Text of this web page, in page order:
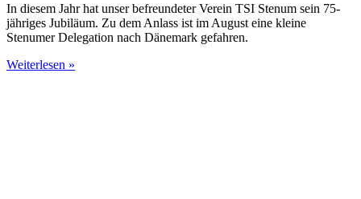
In diesem Jahr hat unser befreundeter Verein TSI Stenum sein 75-
jähriges Jubiläum. Zu dem Anlass ist im August eine kleine
Stenumer Delegation nach Dänemark gefahren.
Weiterlesen »